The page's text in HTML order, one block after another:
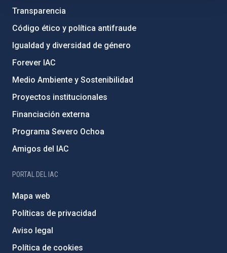
Transparencia
Código ético y política antifraude
Igualdad y diversidad de género
Forever IAC
Medio Ambiente y Sostenibilidad
Proyectos institucionales
Financiación externa
Programa Severo Ochoa
Amigos del IAC
PORTAL DEL IAC
Mapa web
Políticas de privacidad
Aviso legal
Política de cookies